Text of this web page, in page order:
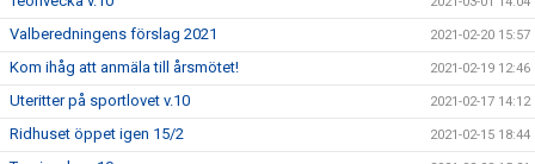
Valberedningens förslag 2021 2021-02-20 15:57
Kom ihåg att anmäla till årsmötet! 2021-02-19 12:46
Uteritter på sportlovet v.10 2021-02-17 14:12
Ridhuset öppet igen 15/2 2021-02-15 18:44